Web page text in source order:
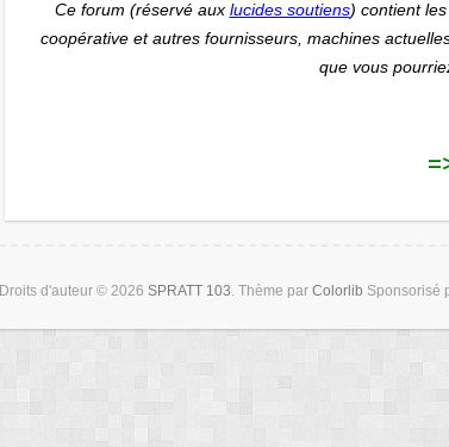
Ce forum (réservé aux lucides soutiens) contient
coopérative et autres fournisseurs, machines
que vous
Droits d'auteur © 2026 SPRATT 103. Thème par Colorlib Sponsorisé